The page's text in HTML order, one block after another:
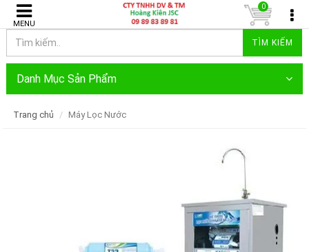
MENU
TÌM KIẾM
0
Danh Mục Sản Phẩm
Trang chủ Máy Lọc Nước